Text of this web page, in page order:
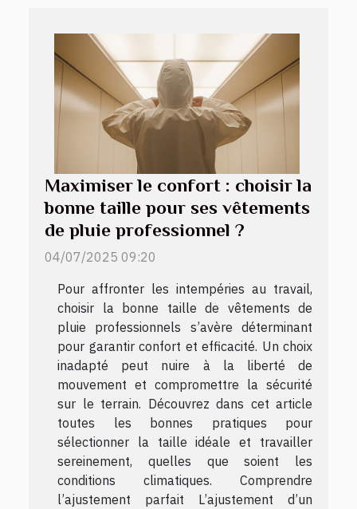
Maximiser le confort : choisir la
bonne taille pour ses vêtements
de pluie professionnel ?
04/07/2025 09:20
Pour affronter les intempéries au travail,
choisir la bonne taille de vêtements de
pluie professionnels s’avère déterminant
pour garantir confort et efficacité. Un choix
inadapté peut nuire à la liberté de
mouvement et compromettre la sécurité
sur le terrain. Découvrez dans cet article
toutes les bonnes pratiques pour
sélectionner la taille idéale et travailler
sereinement, quelles que soient les
conditions climatiques. Comprendre
l’ajustement parfait L’ajustement d’un